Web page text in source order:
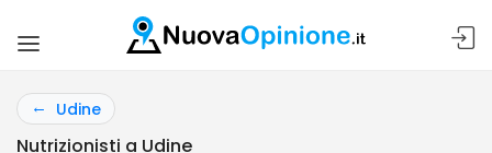
Udine
Nutrizionisti a Udine